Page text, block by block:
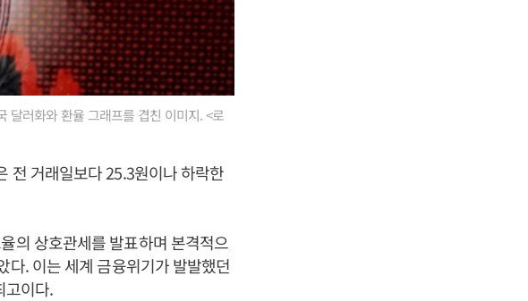
러화와 환율 그래프를 겹친 이미지. <로
전 거래일보다 25.3원이나 하락한
의 상호관세를 발표하며 본격적으
다. 이는 세계 금융위기가 발발했던
고이다.